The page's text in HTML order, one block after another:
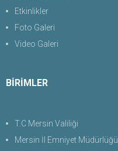
Etkinlikler
Foto Galeri
Video Galeri
BİRİMLER
T.C Mersin Valiliği
Mersin İl Emniyet Müdürlüğü